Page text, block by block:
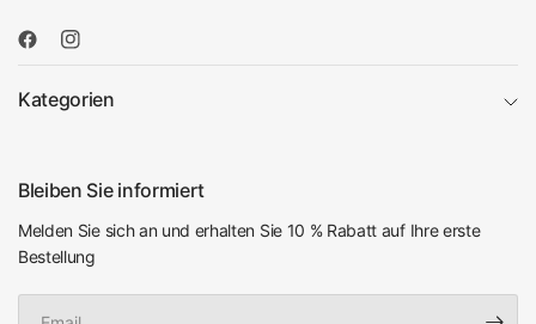
Kategorien
Bleiben Sie informiert
Melden Sie sich an und erhalten Sie 10 % Rabatt auf Ihre erste
Bestellung